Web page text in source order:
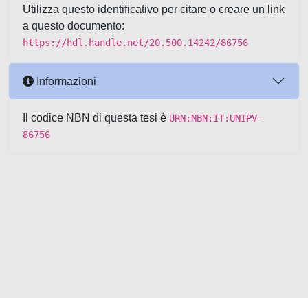
Utilizza questo identificativo per citare o creare un link
a questo documento:
https://hdl.handle.net/20.500.14242/86756
Informazioni
Il codice NBN di questa tesi è URN:NBN:IT:UNIPV-
86756